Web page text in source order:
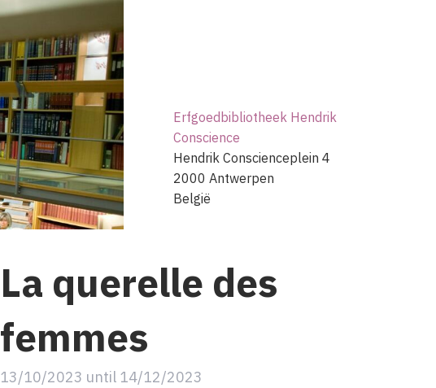
La querelle des
femmes
13/10/2023 until 14/12/2023
Erfgoedbibliotheek Hendrik
Conscience
Hendrik Conscienceplein 4
2000 Antwerpen
België